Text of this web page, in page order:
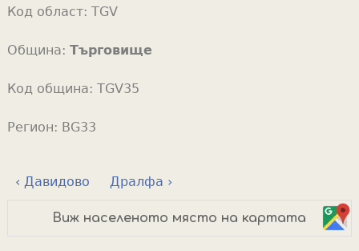
Код област: TGV
Община: Търговище
Код община: TGV35
Регион: BG33
‹ Давидово Дралфа ›
Виж населеното място на картата